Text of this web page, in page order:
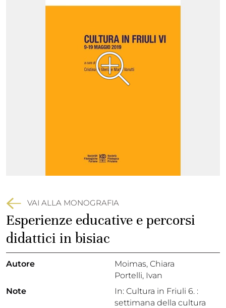
VAI ALLA MONOGRAFIA
Esperienze educative e percorsi
didattici in bisiac
Autore
Moimas, Chiara
Portelli, Ivan
Note
In: Cultura in Friuli 6. :
settimana della cultura